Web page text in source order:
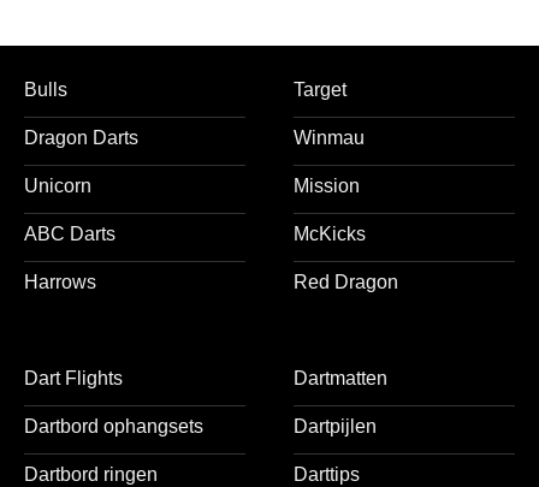
Bulls
Dragon Darts
Unicorn
ABC Darts
Harrows
Target
Winmau
Mission
McKicks
Red Dragon
Dart Flights
Dartbord ophangsets
Dartbord ringen
Dartmatten
Dartpijlen
Darttips